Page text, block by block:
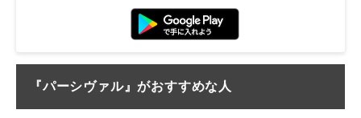
『パーシヴァル』がおすすめな人